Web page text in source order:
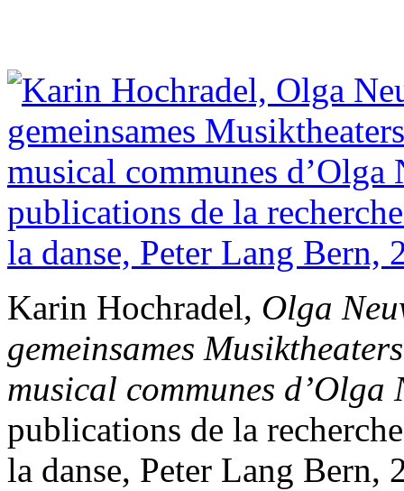
Karin Hochradel, Olga
gemeinsames
musical communes
publications de la
la danse, Peter Lang Bern,